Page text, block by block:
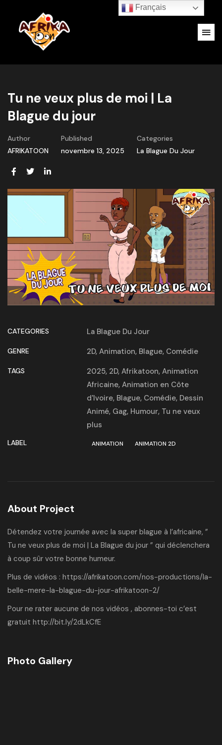
Tu ne veux plus de moi | La
Blague du jour
Author
AFRIKATOON
Published
novembre 13, 2025
Categories
La Blague Du Jour
CATEGORIES La Blague Du Jour
GENRE 2D, Animation, Blague, Comédie
TAGS 2025, 2D, Afrikatoon, Animation
Africaine, Animation en Côte
d'Ivoire, Blague, Comédie, Dessin
Animé, Gag, Humour, Tu ne veux
plus
LABEL ANIMATION ANIMATION 2D
About Project
Détendez votre journée avec la super blague à l’africaine, ”
Tu ne veux plus de moi | La Blague du jour ” qui déclenchera
à coup sûr votre bonne humeur.
Plus de vidéos : https://afrikatoon.com/nos-productions/la-
belle-mere-la-blague-du-jour-afrikatoon-2/
Pour ne rater aucune de nos vidéos , abonnes-toi c’est
gratuit http://bit.ly/2dLkCfE
Photo Gallery
Français